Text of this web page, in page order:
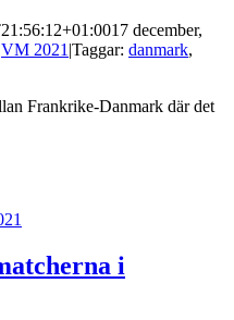
17 december,
VM 2021|Taggar: danmark,
Frankrike-Danmark där det
i